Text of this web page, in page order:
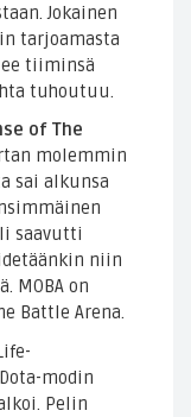
Jokainen
tarjoamasta
tiiminsä
tuhoutuu.
of The
molemmin
sai alkunsa
saavutti
niin
MOBA on
Battle Arena.
modin
Pelin